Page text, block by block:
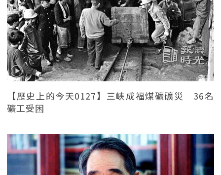
【歷史上的今天0127】三峽成福煤礦礦災 36名
礦工受困